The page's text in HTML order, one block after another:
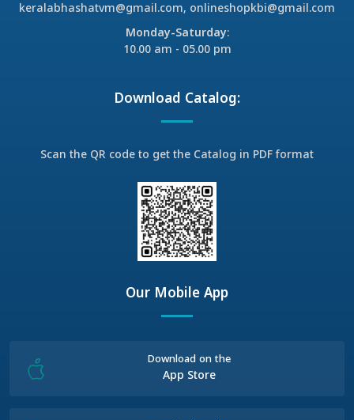
keralabhashatvm@gmail.com, onlineshopkbi@gmail.com
Monday-Saturday:
10.00 am - 05.00 pm
Download Catalog:
Scan the QR code to get the Catalog in PDF format
Our Mobile App
Download on the
App Store